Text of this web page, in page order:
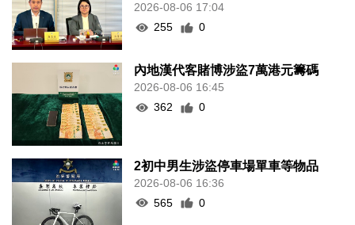
2026-08-06 17:04
255
0
內地漢代客賭博涉盜7萬港元籌碼
2026-08-06 16:45
362
0
2初中男生涉盜停車場單車等物品
2026-08-06 16:36
565
0